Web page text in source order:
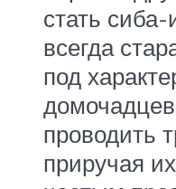
стать сиба-
всегда
под
проводить
приручая